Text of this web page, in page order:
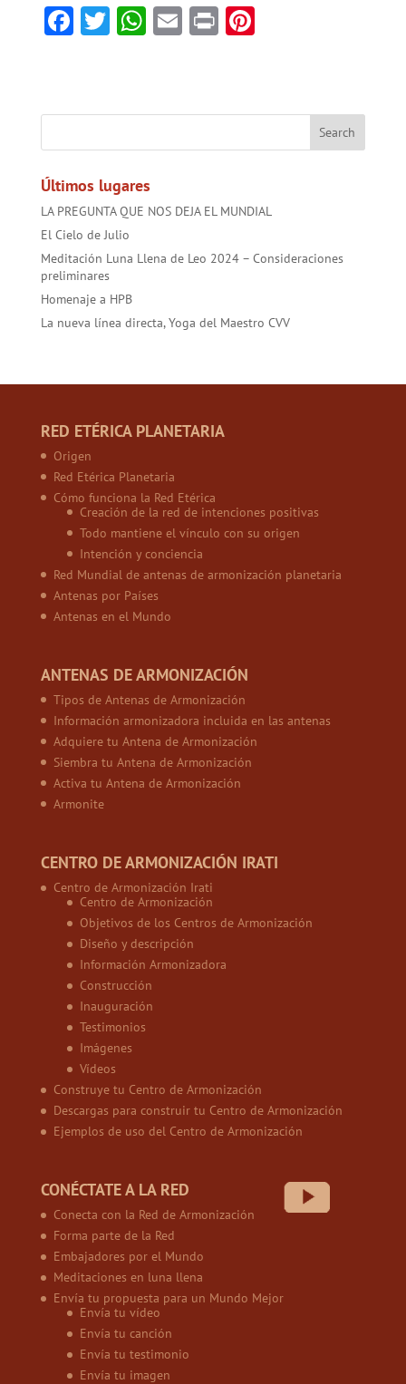
F
b
T
er
W
sA
E
l
Pr Pi
es
Últimos lugares
LA PREGUNTA QUE NOS DEJA EL MUNDIAL
El Cielo de Julio
Meditación Luna Llena de Leo 2024 – Consideraciones
preliminares
Homenaje a HPB
La nueva línea directa, Yoga del Maestro CVV
RED ETÉRICA PLANETARIA
Origen
Red Etérica Planetaria
Cómo funciona la Red Etérica
Creación de la red de intenciones positivas
Todo mantiene el vínculo con su origen
Intención y conciencia
Red Mundial de antenas de armonización planetaria
Antenas por Países
Antenas en el Mundo
ANTENAS DE ARMONIZACIÓN
Tipos de Antenas de Armonización
Información armonizadora incluida en las antenas
Adquiere tu Antena de Armonización
Siembra tu Antena de Armonización
Activa tu Antena de Armonización
Armonite
CENTRO DE ARMONIZACIÓN IRATI
Centro de Armonización Irati
Centro de Armonización
Objetivos de los Centros de Armonización
Diseño y descripción
Información Armonizadora
Construcción
Inauguración
Testimonios
Imágenes
Vídeos
Construye tu Centro de Armonización
Descargas para construir tu Centro de Armonización
Ejemplos de uso del Centro de Armonización
CONÉCTATE A LA RED
Conecta con la Red de Armonización
Forma parte de la Red
Embajadores por el Mundo
Meditaciones en luna llena
Envía tu propuesta para un Mundo Mejor
Envía tu vídeo
Envía tu canción
Envía tu testimonio
Envía tu imagen